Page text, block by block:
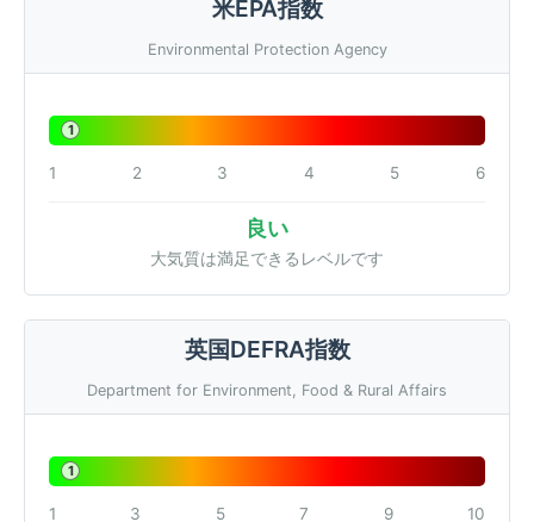
米EPA指数
Environmental Protection Agency
1
1 2 3 4 5 6
良い
大気質は満足できるレベルです
英国DEFRA指数
Department for Environment, Food & Rural Affairs
1
1 3 5 7 9 10